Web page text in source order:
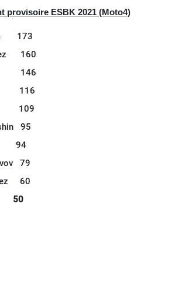
provisoire ESBK 2021 (Moto4)
173
160
146
116
109
95
94
79
60
50